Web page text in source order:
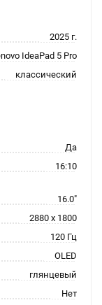
2025 г.
IdeaPad 5 Pro
классический
Да
16:10
16.0"
2880 x 1800
120 Гц
OLED
глянцевый
Нет